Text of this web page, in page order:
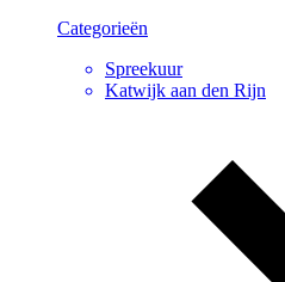
Categorieën
Spreekuur
Katwijk aan den Rijn